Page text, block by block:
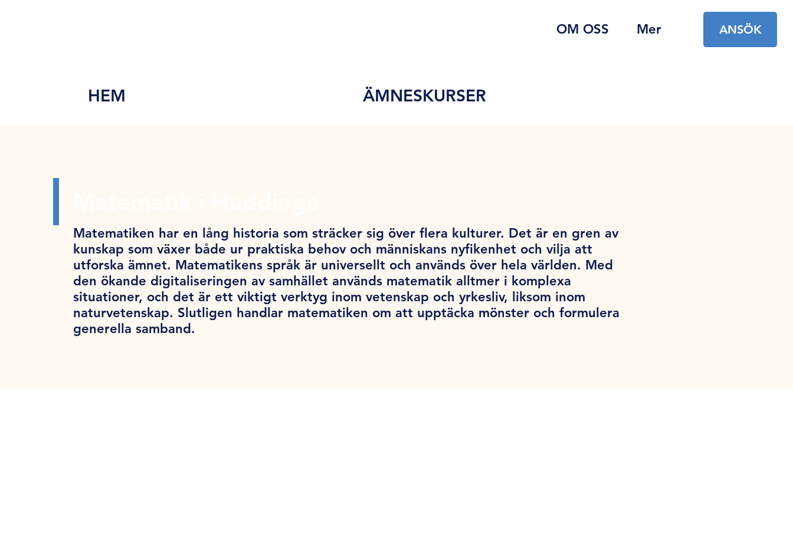
OM OSS Mer ANSÖK
HEM ÄMNESKURSER
Matematiken har en lång historia som sträcker sig över flera kulturer. Det är en gren av
kunskap som växer både ur praktiska behov och människans nyfikenhet och vilja att
utforska ämnet. Matematikens språk är universellt och används över hela världen. Med
den ökande digitaliseringen av samhället används matematik alltmer i komplexa
situationer, och det är ett viktigt verktyg inom vetenskap och yrkesliv, liksom inom
naturvetenskap. Slutligen handlar matematiken om att upptäcka mönster och formulera
generella samband.